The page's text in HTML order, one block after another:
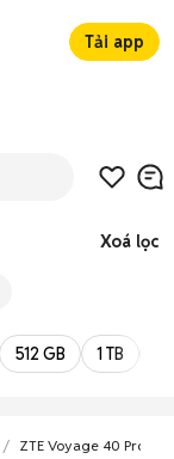
Tải app
Xoá lọc
512 GB 1 TB
ZTE Voyage 40 Pro+